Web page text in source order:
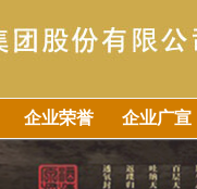
企业荣誉 企业广宣